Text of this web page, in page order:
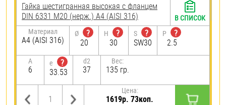
Гайка шестигранная высокая с фланцем
DIN 6331 М20 (нерж.) A4 (AISI 316)
Материал
A4 (AISI 316)
Ø
?
20
H
?
30
S
?
SW30
P
?
2.5
A
6
e
?
33.53
d2
37
Вес:
135 гр.
Цена:
1619р. 73коп.
В СПИСОК